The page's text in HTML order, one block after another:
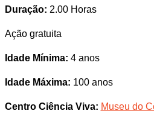
Duração: 2.00 Horas
Ação gratuita
Idade Mínima: 4 anos
Idade Máxima: 100 anos
Centro Ciência Viva: Museu do